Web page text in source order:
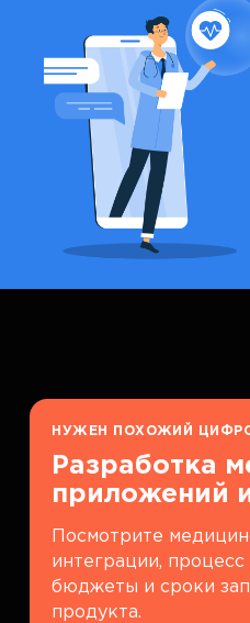
НУЖЕН ПОХОЖИЙ
Разработка
приложений
Посмотрите
интеграции, процесс
бюджеты и сроки
продукта.